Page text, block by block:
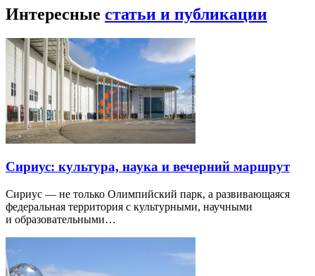
Интересные статьи и публикации
Сириус: культура, наука и вечерний маршрут
Сириус — не только Олимпийский парк, а развивающаяся
федеральная территория с культурными, научными
и образовательными…